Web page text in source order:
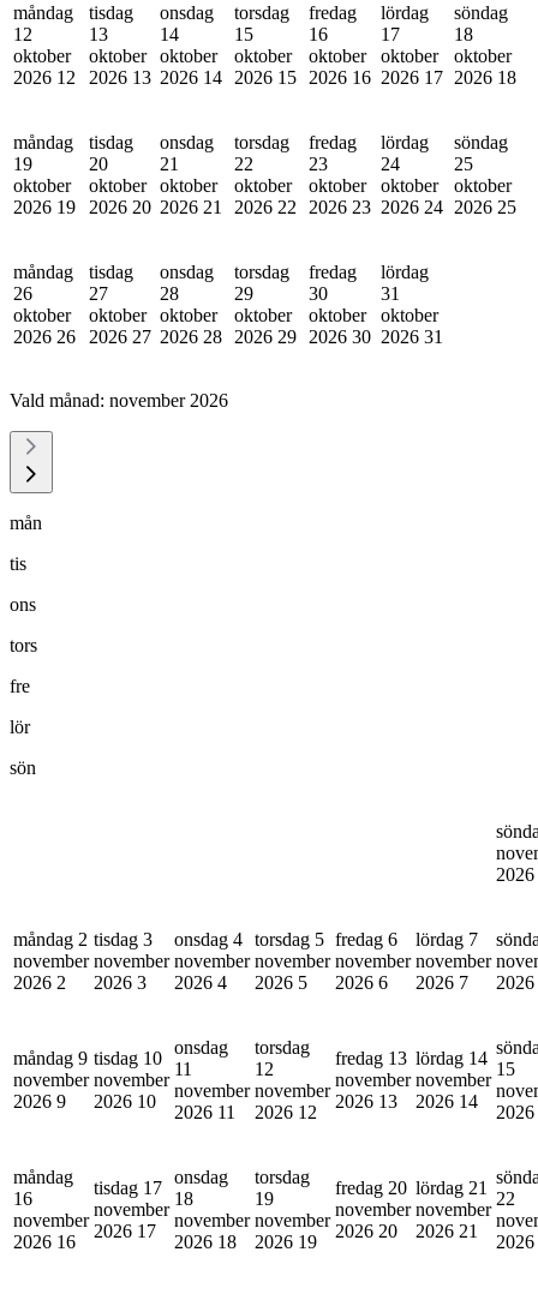
måndag
12
oktober
2026 12
tisdag
13
oktober
2026 13
onsdag
14
oktober
2026 14
torsdag
15
oktober
2026 15
fredag
16
oktober
2026 16
lördag
17
oktober
2026 17
söndag
18
oktober
2026 18
måndag
19
oktober
2026 19
tisdag
20
oktober
2026 20
onsdag
21
oktober
2026 21
torsdag
22
oktober
2026 22
fredag
23
oktober
2026 23
lördag
24
oktober
2026 24
söndag
25
oktober
2026 25
måndag
26
oktober
2026 26
tisdag
27
oktober
2026 27
onsdag
28
oktober
2026 28
torsdag
29
oktober
2026 29
fredag
30
oktober
2026 30
lördag
31
oktober
2026 31
Vald månad: november 2026
mån
tis
ons
tors
fre
lör
sön
2026
måndag 2
november
2026 2
tisdag 3
november
2026 3
onsdag 4
november
2026 4
torsdag 5
november
2026 5
fredag 6
november
2026 6
lördag 7
november
2026 7
2026
måndag 9
november
2026 9
tisdag 10
november
2026 10
onsdag
11
november
2026 11
torsdag
12
november
2026 12
fredag 13
november
2026 13
lördag 14
november
2026 14
15
2026
måndag
16
november
2026 16
tisdag 17
november
2026 17
onsdag
18
november
2026 18
torsdag
19
november
2026 19
fredag 20
november
2026 20
lördag 21
november
2026 21
22
2026